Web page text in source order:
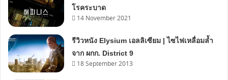
โรคระบาด
14 November 2021
รีวิวหนัง Elysium เอลลิเซียม | ไซไฟเหลื่อมล้ำ
จาก ผกก. District 9
18 September 2013